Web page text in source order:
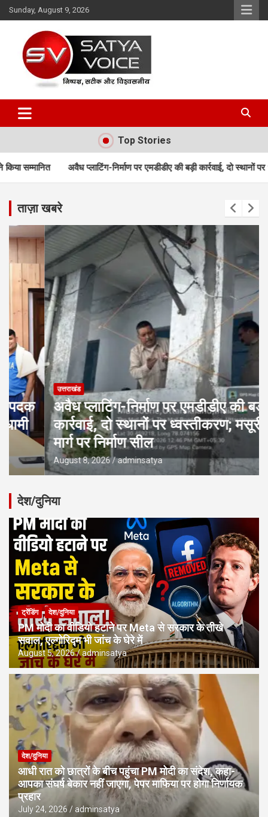
Skip
to
Sunday, August 9, 2026
Satya Voice
Top Stories
निर्माण पर एमडीडीए की बड़ी कार्रवाई, दो स्थानों पर ध्वस्तीकरण; मसूरी मार्ग पर
ताज़ा खबरे
उत्तराखंड
अवैध प्लाटिंग-निर्माण पर एमडीडीए की बड़ी
कार्रवाई, दो स्थानों पर ध्वस्तीकरण; मसूरी
मार्ग पर निर्माण सील
August 8, 2026 adminsatya
देश/दुनिया
ट्रेंडिंग देश/दुनिया
PM मोदी का वीडियो हटाने पर Meta से सरकार के तीखे
सवाल, एल्गोरिद्म भी जांच के घेरे में
August 5, 2026 adminsatya
देश/दुनिया
आधी रात को छात्रों के बीच पहुंचा PM मोदी का संदेश, कहा-
आपका संघर्ष बेकार नहीं जाएगा, पेपर माफिया पर होगा निर्णायक
प्रहार
July 24, 2026 adminsatya